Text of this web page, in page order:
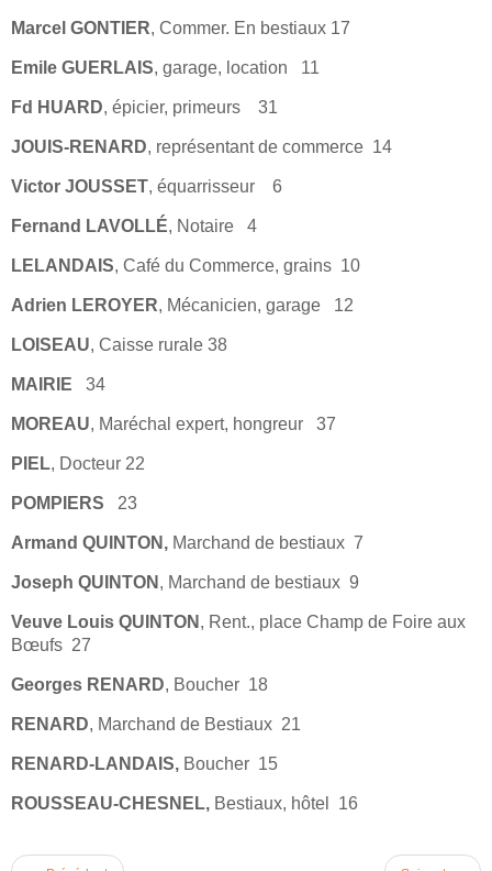
Marcel GONTIER, Commer. En bestiaux 17
Emile GUERLAIS, garage, location 11
Fd HUARD, épicier, primeurs 31
JOUIS-RENARD, représentant de commerce 14
Victor JOUSSET, équarrisseur 6
Fernand LAVOLLÉ, Notaire 4
LELANDAIS, Café du Commerce, grains 10
Adrien LEROYER, Mécanicien, garage 12
LOISEAU, Caisse rurale 38
MAIRIE 34
MOREAU, Maréchal expert, hongreur 37
PIEL, Docteur 22
POMPIERS 23
Armand QUINTON, Marchand de bestiaux 7
Joseph QUINTON , Marchand de bestiaux 9
Veuve Louis QUINTON , Rent., place Champ de Foire aux
Bœufs 27
Georges RENARD, Boucher 18
RENARD, Marchand de Bestiaux 21
RENARD-LANDAIS, Boucher 15
ROUSSEAU-CHESNEL, Bestiaux, hôtel 16